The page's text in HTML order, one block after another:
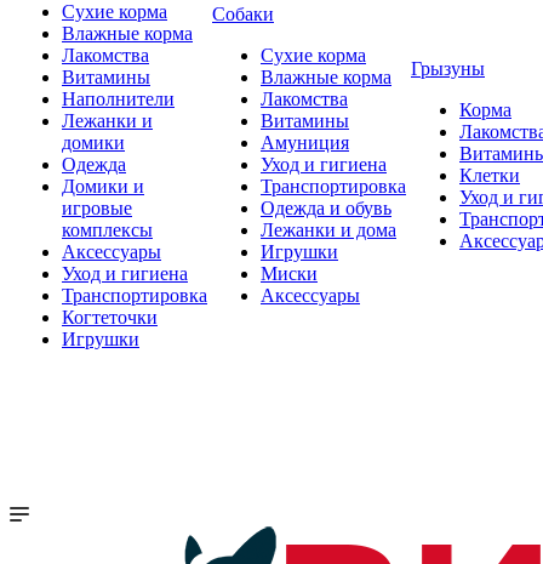
Сухие корма
Влажные корма
Лакомства
Витамины
Наполнители
Лежанки и
домики
Одежда
Домики и
игровые
комплексы
Аксессуары
Уход и гигиена
Транспортировка
Когтеточки
Игрушки
Собаки
Сухие корма
Влажные корма
Лакомства
Витамины
Амуниция
Уход и гигиена
Транспортировка
Одежда и обувь
Лежанки и дома
Игрушки
Миски
Аксессуары
Грызуны
Корма
Клетки
Уход и